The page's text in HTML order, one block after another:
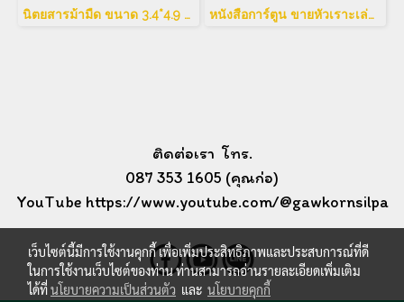
นิตยสารม้ามืด ขนาด 3.4*4.9 นิ้ว หนังสือการ์ตูน ขายหัวเราะเล่มใหญ่
ติดต่อเรา โทร.
087 353 1605 (คุณก่อ)
YouTube https://www.youtube.com/@gawkornsilpa
เว็บไซต์นี้มีการใช้งานคุกกี้ เพื่อเพิ่มประสิทธิภาพและประสบการณ์ที่ดี
ในการใช้งานเว็บไซต์ของท่าน ท่านสามารถอ่านรายละเอียดเพิ่มเติม
ได้ที่นโยบายความเป็นส่วนตัว และ นโยบายคุกกี้